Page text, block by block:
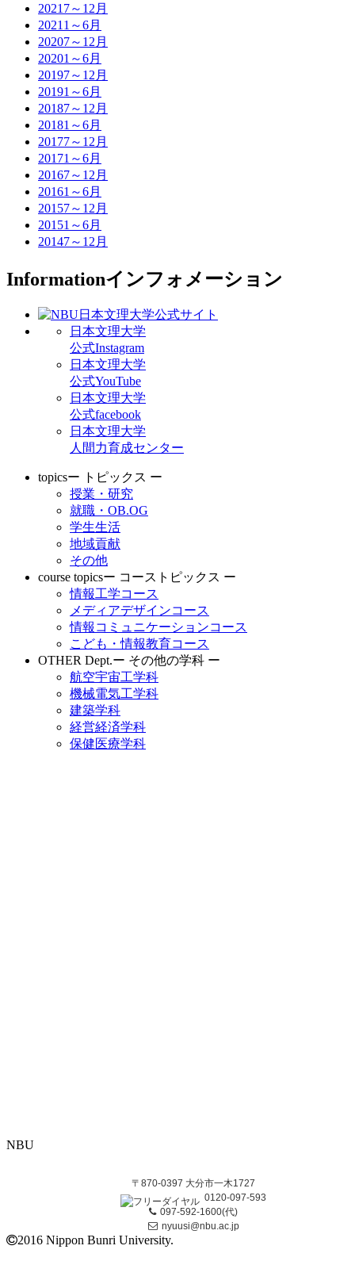
2021 7～12月
2021 1～6月
20207～12月
20201～6月
20197～12月
20191～6月
20187～12月
20181～6月
20177～12月
20171～6月
20167～12月
20161～6月
20157～12月
20151～6月
20147～12月
Informationインフォメーション
日本文理大学
公式Instagram
日本文理大学
公式YouTube
日本文理大学
公式facebook
日本文理大学
人間力育成センター
topicsー トピックス ー
授業・研究
就職・OB.OG
学生生活
地域貢献
その他
course topicsー コーストピックス ー
情報工学コース
メディアデザインコース
情報コミュニケーションコース
こども・情報教育コース
OTHER Dept.ー その他の学科 ー
航空宇宙工学科
機械電気工学科
建築学科
経営経済学科
保健医療学科
NBU
〒870-0397 大分市一木1727
0120-097-593
097-592-1600(代)
nyuusi@nbu.ac.jp
2016 Nippon Bunri University.